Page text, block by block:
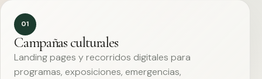
01
Campañas culturales
Landing pages y recorridos digitales para
programas, exposiciones, emergencias,